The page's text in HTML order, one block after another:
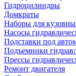
Гидроцилиндры
Домкраты
Наборы для
Насосы
Подставки под
Подъемники
Прессы
Ремонт двигателя